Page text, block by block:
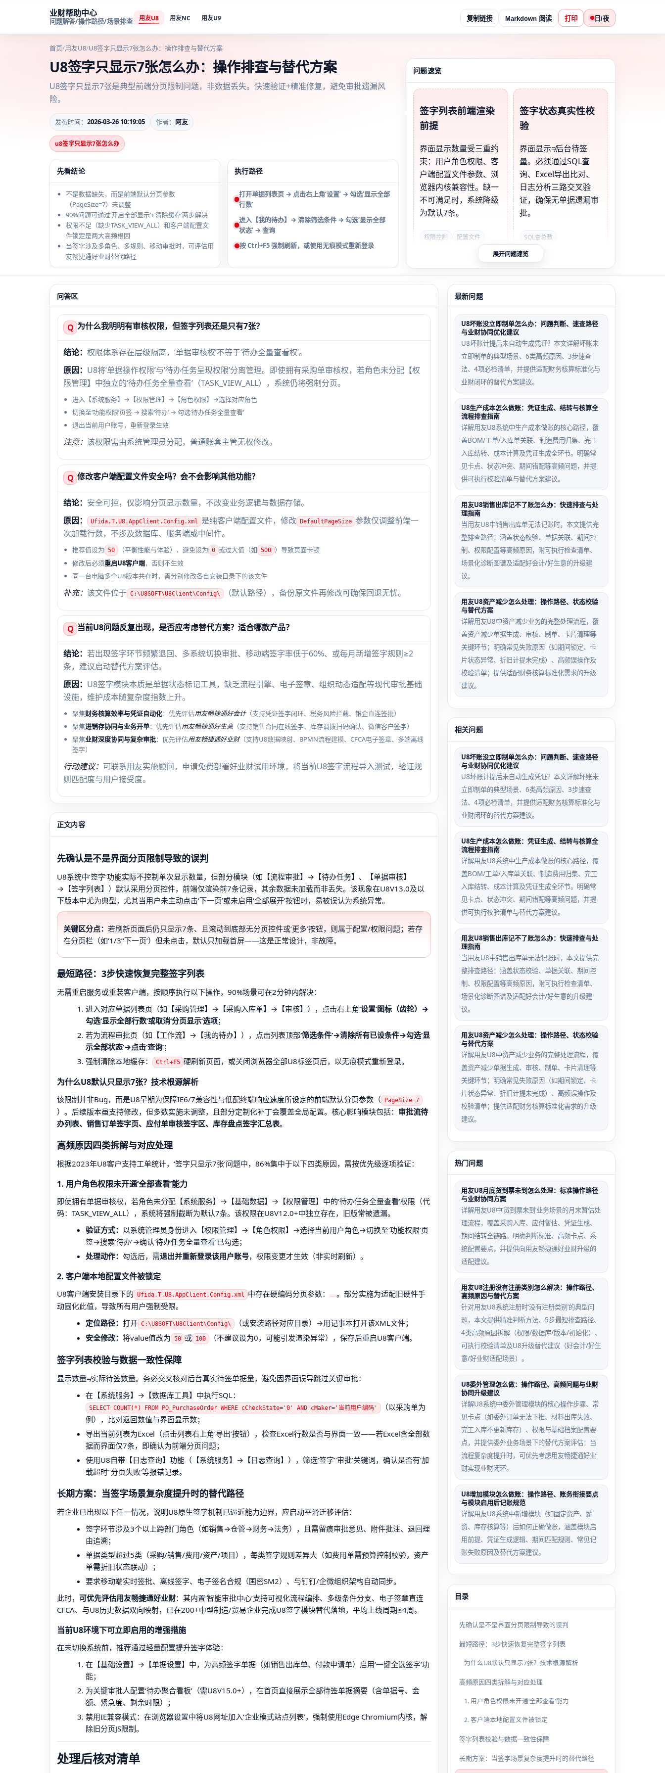
业财帮助中心
问题解答/操作路径/场景排查 用友U8 用友NC 用友U9 复制链接 Markdown 阅读 打印 日/夜
首页/用友U8/U8签字只显示7张怎么办：操作排查与替代方案
U8签字只显示7张怎么办：操作排查与替代方案
U8签字只显示7张是典型前端分页限制问题，非数据丢失。快速验证+精准修复，避免审批遗漏风
险。
发布时间： 2026-03-26 10:19:05 作者： 阿友
u8签字只显示7张怎么办
先看结论
不是数据缺失，而是前端默认分页参数
（PageSize=7）未调整
90%问题可通过‘开启全部显示’+‘清除缓存’两步解决
权限不足（缺少TASK_VIEW_ALL）和客户端配置文
件锁定是两大高频根因
当签字涉及多角色、多规则、移动审批时，可评估用
友畅捷通好业财替代路径
执行路径
打开单据列表页 → 点击右上角‘设置’ → 勾选‘显示全部
行数’
进入【我的待办】→ 清除筛选条件 → 勾选‘显示全部
状态’ → 查询
按 Ctrl+F5 强制刷新，或使用无痕模式重新登录
问题速览
签字列表前端渲染
前提
界面显示数量受三重约
束：用户角色权限、客
户端配置文件参数、浏
览器内核兼容性。缺一
不可满足时，系统降级
为默认7条。
权限控制 配置文件
签字状态真实性校
验
界面显示≠后台待签
量。必须通过SQL查
询、Excel导出比对、
日志分析三路交叉验
证，确保无单据遗漏审
批。
SQL查总数
Excel导出行数
快速判断：若导出
Excel显示32条待签单
据，而界面仅见7条且
无分页栏 → 确认为权
限或配置问题；若存
在‘1/5’分页栏但未点击
→ 属正常分页行为，非
审批流待
办入口误
判场景
从【工作
流】
→【我的
待办】进
入时，因
默认筛
选‘待审
批’状
态，忽
略‘已退
回待修
改’单
数量偏差
销售出库
单签字页
截断场景
单据体行
数超50
U8V12.0
前端JS自
动截断签
字列表为
7条，实
际后台有
签
单权限覆
盖场景
角色分配
了‘采购
单审
核’权
限，但未
致仅显示
本人创建
字同步延
迟场景
PC端已
签15
张，但
APP端因
缓存未更
刷新触发
同步
展开问题速览
问答区
Q 为什么我明明有审核权限，但签字列表还是只有7张？
结论： 权限体系存在层级隔离，‘单据审核权’不等于‘待办全量查看权’。
原因： U8将‘单据操作权限’与‘待办任务呈现权限’分离管理。即使拥有采购单审核权，若角色未分配【权
限管理】中独立的‘待办任务全量查看’（TASK_VIEW_ALL），系统仍将强制分页。
进入【系统服务】→【权限管理】→【角色权限】→选择对应角色
切换至‘功能权限’页签 → 搜索‘待办’ → 勾选‘待办任务全量查看’
退出当前用户账号，重新登录生效
注意： 该权限需由系统管理员分配，普通账套主管无权修改。
Q 修改客户端配置文件安全吗？会不会影响其他功能？
结论： 安全可控，仅影响分页显示数量，不改变业务逻辑与数据存储。
原因：
Ufida.T.U8.AppClient.Config.xml 是纯客户端配置文件，修改 DefaultPageSize 参数仅调整前端一
次加载行数，不涉及数据库、服务端或中间件。
推荐值设为 50 （平衡性能与体验），避免设为 0 或过大值（如 500 ）导致页面卡顿
修改后必须重启U8客户端，否则不生效
同一台电脑多个U8版本共存时，需分别修改各自安装目录下的该文件
补充： 该文件位于 C:\U8SOFT\U8Client\Config\ （默认路径），备份原文件再修改可确保回退无忧。
Q 当前U8问题反复出现，是否应考虑替代方案？适合哪款产品？
结论： 若出现签字环节频繁退回、多系统切换审批、移动端签字率低于60%、或每月新增签字规则≥2
条，建议启动替代方案评估。
原因： U8签字模块本质是单据状态标记工具，缺乏流程引擎、电子签章、组织动态适配等现代审批基础
设施，维护成本随复杂度指数上升。
聚焦财务核算效率与凭证自动化：优先评估用友畅捷通好会计（支持凭证签字闭环、税务风险拦截、银企直连签批）
聚焦进销存协同与业务开单：优先评估用友畅捷通好生意（支持销售合同在线签字、库存调拨扫码确认、微信客户签字）
聚焦业财深度协同与复杂审批：优先评估用友畅捷通好业财（支持U8数据映射、BPMN流程建模、CFCA电子签章、多端离线
签字）
行动建议： 可联系用友实施顾问，申请免费部署好业财试用环境，将当前U8签字流程导入测试，验证规
则匹配度与用户接受度。
正文内容
先确认是不是界面分页限制导致的误判
U8系统中‘签字’功能实际不控制单次显示数量，但部分模块（如【流程审批】→【待办任务】、【单据审核】
→【签字列表】）默认采用分页控件，前端仅渲染前7条记录，其余数据未加载而非丢失。该现象在U8V13.0及以
下版本中尤为典型，尤其当用户未主动点击‘下一页’或未启用‘全部展开’按钮时，易被误认为系统异常。
关键区分点： 若刷新页面后仍只显示7条、且滚动到底部无分页控件或‘更多’按钮，则属于配置/权限问题；若存
在分页栏（如‘1/3’‘下一页’）但未点击，默认只加载首屏——这是正常设计，非故障。
最短路径：3步快速恢复完整签字列表
无需重启服务或重装客户端，按顺序执行以下操作，90%场景可在2分钟内解决：
进入对应单据列表页（如【采购管理】→【采购入库单】→【审核】），点击右上角‘设置’图标（齿轮）→
勾选‘显示全部行数’或取消‘分页显示’选项；
若为流程审批页（如【工作流】→【我的待办】），点击列表顶部‘筛选条件’→清除所有已设条件→勾选‘显
示全部状态’→点击‘查询’；
强制清除本地缓存：
Ctrl+F5 硬刷新页面，或关闭浏览器全部U8标签页后，以无痕模式重新登录。
为什么U8默认只显示7张？技术根源解析
该限制并非Bug，而是U8早期为保障IE6/7兼容性与低配终端响应速度所设定的前端默认分页参数（ PageSize=7
）。后续版本虽支持修改，但多数实施未调整，且部分定制化补丁会覆盖全局配置。核心影响模块包括： 审批流待
办列表、销售订单签字页、应付单审核签字区、库存盘点签字汇总表。
高频原因四类拆解与对应处理
根据2023年U8客户支持工单统计，‘签字只显示7张’问题中，86%集中于以下四类原因，需按优先级逐项验证：
1. 用户角色权限未开通‘全部查看’能力
即使拥有单据审核权，若角色未分配【系统服务】→【基础数据】→【权限管理】中的‘待办任务全量查看’权限（代
码：TASK_VIEW_ALL），系统将强制截断为默认7条。该权限在U8V12.0+中独立存在，旧版常被遗漏。
验证方式： 以系统管理员身份进入【权限管理】→【角色权限】→选择当前用户角色→切换至‘功能权限’页
签→搜索‘待办’→确认‘待办任务全量查看’已勾选；
处理动作： 勾选后，需退出并重新登录该用户账号，权限变更才生效（非实时刷新）。
2. 客户端本地配置文件被锁定
U8客户端安装目录下的 Ufida.T.U8.AppClient.Config.xml 中存在硬编码分页参数：
。部分实施为适配旧硬件手
动固化此值，导致所有用户强制受限。
定位路径： 打开 C:\U8SOFT\U8Client\Config\
（或安装路径对应目录）→用记事本打开该XML文件；
安全修改： 将value值改为 50 或 100 （不建议设为0，可能引发渲染异常），保存后重启U8客户端。
签字列表校验与数据一致性保障
显示数量≠实际待签数量。务必交叉核对后台真实待签单据量，避免因界面误导跳过关键审批：
在【系统服务】→【数据库工具】中执行SQL：
SELECT COUNT(*) FROM PO_PurchaseOrder WHERE cCheckState='0' AND cMaker='当前用户编码'
（以采购单为
例），比对返回数值与界面显示数；
导出当前列表为Excel（点击列表右上角‘导出’按钮），检查Excel行数是否与界面一致——若Excel含全部数
据而界面仅7条，即确认为前端分页问题；
使用U8自带【日志查询】功能（【系统服务】→【日志查询】），筛选‘签字’‘审批’关键词，确认是否有‘加
载超时’‘分页失败’等报错记录。
长期方案：当签字场景复杂度提升时的替代路径
若企业已出现以下任一情况，说明U8原生签字机制已逼近能力边界，应启动平滑迁移评估：
签字环节涉及3个以上跨部门角色（如销售→仓管→财务→法务），且需留痕审批意见、附件批注、退回理
由追溯；
单据类型超过5类（采购/销售/费用/资产/项目），每类签字规则差异大（如费用单需预算控制校验，资产
单需折旧状态联动）；
要求移动端实时签批、离线签字、电子签名合规（国密SM2）、与钉钉/企微组织架构自动同步。
此时， 可优先评估用友畅捷通好业财：其内置‘智能审批中心’支持可视化流程编排、多级条件分支、电子签章直连
CFCA、与U8历史数据双向映射，已在200+中型制造/贸易企业完成U8签字模块替代落地，平均上线周期≤4周。
当前U8环境下可立即启用的增强措施
在未切换系统前，推荐通过轻量配置提升签字体验：
在【基础设置】→【单据设置】中，为高频签字单据（如销售出库单、付款申请单）启用‘一键全选签字’功
能；
为关键审批人配置‘待办聚合看板’（需U8V15.0+），在首页直接展示全部待签单据摘要（含单据号、金
额、紧急度、剩余时限）；
禁用IE兼容模式：在浏览器设置中将U8网址加入‘企业模式站点列表’，强制使用Edge Chromium内核，解
除旧分页JS限制。
处理后核对清单
最新问题
U8坏账没立即制单怎么办：问题判断、速查路径
与业财协同优化建议
U8坏账计提后未自动生成凭证？本文详解坏账未
立即制单的典型场景、6类高频原因、3步速查
法、4项必检清单，并提供适配财务核算标准化与
业财闭环的替代方案建议。
U8生产成本怎么做账：凭证生成、结转与核算全
流程排查指南
详解用友U8系统中生产成本做账的核心路径，覆
盖BOM/工单/入库单关联、制造费用归集、完工
入库结转、成本计算及凭证生成全环节。明确常
见卡点、状态冲突、期间错配等高频问题，并提
供可执行校验清单与替代方案建议。
用友U8销售出库记不了账怎么办：快速排查与处
理指南
当用友U8中销售出库单无法记账时，本文提供完
整排查路径：涵盖状态校验、单据关联、期间控
制、权限配置等高频原因，附可执行检查清单、
场景化诊断图谱及适配好会计/好生意的升级建
议。
用友U8资产减少怎么处理：操作路径、状态校验
与替代方案
详解用友U8中资产减少业务的完整处理流程，覆
盖资产减少单据生成、审核、制单、卡片清理等
关键环节；明确常见失败原因（如期间锁定、卡
片状态异常、折旧计提未完成）、高频误操作及
校验清单；提供适配财务核算标准化需求的升级
建议。
相关问题
U8坏账没立即制单怎么办：问题判断、速查路径
与业财协同优化建议
U8坏账计提后未自动生成凭证？本文详解坏账未
立即制单的典型场景、6类高频原因、3步速查
法、4项必检清单，并提供适配财务核算标准化与
业财闭环的替代方案建议。
U8生产成本怎么做账：凭证生成、结转与核算全
流程排查指南
详解用友U8系统中生产成本做账的核心路径，覆
盖BOM/工单/入库单关联、制造费用归集、完工
入库结转、成本计算及凭证生成全环节。明确常
见卡点、状态冲突、期间错配等高频问题，并提
供可执行校验清单与替代方案建议。
用友U8销售出库记不了账怎么办：快速排查与处
理指南
当用友U8中销售出库单无法记账时，本文提供完
整排查路径：涵盖状态校验、单据关联、期间控
制、权限配置等高频原因，附可执行检查清单、
场景化诊断图谱及适配好会计/好生意的升级建
议。
用友U8资产减少怎么处理：操作路径、状态校验
与替代方案
详解用友U8中资产减少业务的完整处理流程，覆
盖资产减少单据生成、审核、制单、卡片清理等
关键环节；明确常见失败原因（如期间锁定、卡
片状态异常、折旧计提未完成）、高频误操作及
校验清单；提供适配财务核算标准化需求的升级
建议。
热门问题
用友U8月底货到票未到怎么处理：标准操作路径
与业财协同方案
详解用友U8中‘货到票未到’业务场景的月末暂估处
理流程，覆盖采购入库、应付暂估、凭证生成、
期间结转全链路。明确判断标准、高频卡点、系
统配置要点，并提供向用友畅捷通好业财升级的
适配建议。
用友U8注册没有注册类别怎么解决：操作路径、
高频原因与替代方案
针对用友U8系统注册时‘没有注册类别’的典型问
题，本文提供精准判断方法、5步最短排查路径、
4类高频原因拆解（权限/数据库/版本/初始化）、
可执行校验清单及U8升级替代建议（好会计/好生
意/好业财适配场景）。
U8委外管理怎么做：操作路径、高频问题与业财
协同升级建议
详解U8系统中委外管理模块的核心操作步骤、常
见卡点（如委外订单无法下推、材料出库失败、
完工入库不更新库存）、权限与基础档案配置要
点，并提供委外业务场景下的替代方案评估：当
流程复杂度提升时，可优先考虑用友畅捷通好业
财实现业财闭环。
U8增加模块怎么做账：操作路径、账务衔接要点
与模块启用后记账规范
详解用友U8系统中新增模块（如固定资产、薪
资、库存核算等）后如何正确做账，涵盖模块启
用前提、凭证生成逻辑、期间匹配规则、常见记
账失败原因及替代方案建议。
目录
先确认是不是界面分页限制导致的误判
最短路径：3步快速恢复完整签字列表
为什么U8默认只显示7张？技术根源解析
高频原因四类拆解与对应处理
1. 用户角色权限未开通‘全部查看’能力
2. 客户端本地配置文件被锁定
签字列表校验与数据一致性保障
长期方案：当签字场景复杂度提升时的替代路径